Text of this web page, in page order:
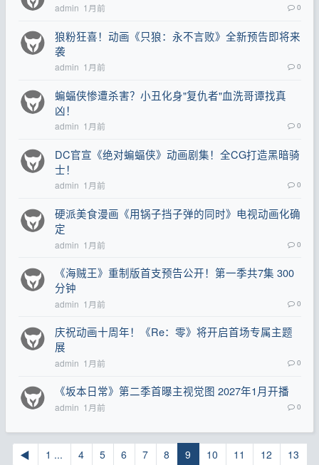
admin 1月前 0
狼粉狂喜！动画《只狼：永不言败》全新预告即将来
袭
admin 1月前 0
蝙蝠侠惨遭杀害？小丑化身"复仇者"血洗哥谭找真
凶！
admin 1月前 0
DC官宣《绝对蝙蝠侠》动画剧集！全CG打造黑暗骑
士！
admin 1月前 0
硬派美食漫画《用锅子挡子弹的同时》电视动画化确
定
admin 1月前 0
《海贼王》重制版首支预告公开！第一季共7集 300
分钟
admin 1月前 0
庆祝动画十周年！《Re：零》将开启首场专属主题
展
admin 1月前 0
《坂本日常》第二季首曝主视觉图 2027年1月开播
admin 1月前 0
◀ 1 ... 4 5 6 7 8 9 10 11 12 13